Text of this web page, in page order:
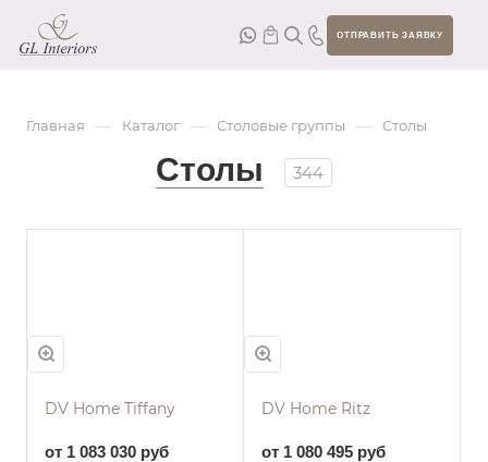
ОТПРАВИТЬ ЗАЯВКУ
Главная — Каталог — Столовые группы — Столы
Столы 344
DV Home Tiffany
от 1 083 030 руб
DV Home Ritz
от 1 080 495 руб